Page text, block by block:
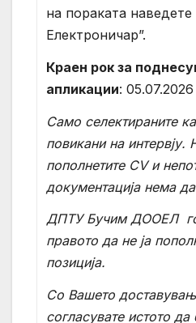
на пораката наведете
Електроничар”.
Краен рок за
апликации:
Само селектираните
повикани на интервју.
пополнетите CV и
документација нема
ДПТУ Бучим ДООЕЛ
правото да не ја
позиција.
Со Вашето
согласувате истото